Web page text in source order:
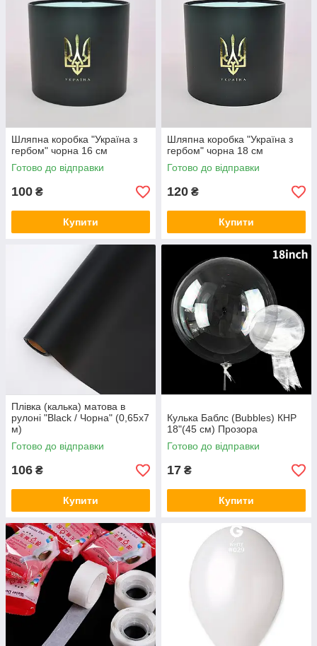
Шляпна коробка "Україна з
гербом" чорна 16 см
Готово до відправки
100 ₴
Купити
Шляпна коробка "Україна з
гербом" чорна 18 см
Готово до відправки
120 ₴
Купити
Плівка (калька) матова в
рулоні "Black / Чорна" (0,65х7
м)
Готово до відправки
106 ₴
Купити
Кулька Баблс (Bubbles) КНР
18"(45 см) Прозора
Готово до відправки
17 ₴
Купити